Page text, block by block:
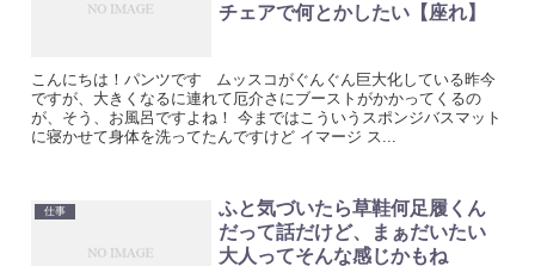
チェアで何とかしたい【座れ】
こんにちは！パンツです ムッスコがぐんぐん巨大化している昨今
ですが、大きくなるに連れて厄介さにブーストがかかってくるの
が、そう、お風呂ですよね！ 今まではこういうスポンジバスマット
に寝かせて身体を洗ってたんですけど イマージ ス...
仕事
ふと気づいたら草鞋何足履くん
だって話だけど、まぁだいたい
大人ってそんな感じかもね